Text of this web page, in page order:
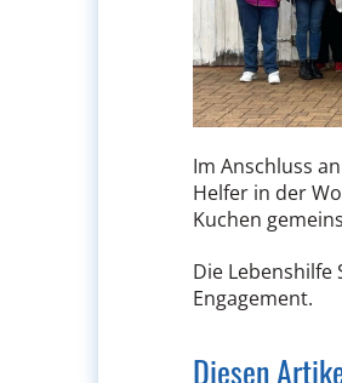
Im Anschluss
Helfer in der
Kuchen
Die
Engagement.
Diesen